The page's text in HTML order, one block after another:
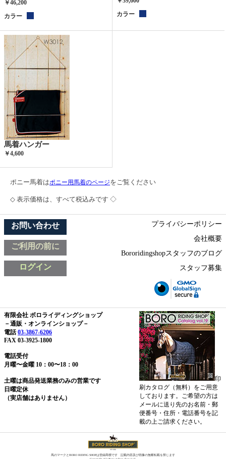
￥46,200
カラー
カラー
馬着ハンガー
￥4,600
ポニー馬着はポニー用馬着のページをご覧ください
◇ 表示価格は、すべて税込みです ◇
お問い合わせ
ご利用の前に
ログイン
プライバシーポリシー
会社概要
Bororidingshopスタッフのブログ
スタッフ募集
有限会社 ボロライディングショップ
－通販・オンラインショップ－
電話03-3867-6206
FAX 03-3925-1800
電話受付
月曜〜金曜 10：00〜18：00
土曜は商品発送業務のみの営業です
日曜定休
（実店舗はありません）
印
刷カタログ（無料）をご用意
しております。ご希望の方は
メールに送り先のお名前・郵
便番号・住所・電話番号を記
載の上ご請求ください。
馬のマークとBORO RIDING SHOPは登録商標です 記載内容及び画像の無断転載を禁じます